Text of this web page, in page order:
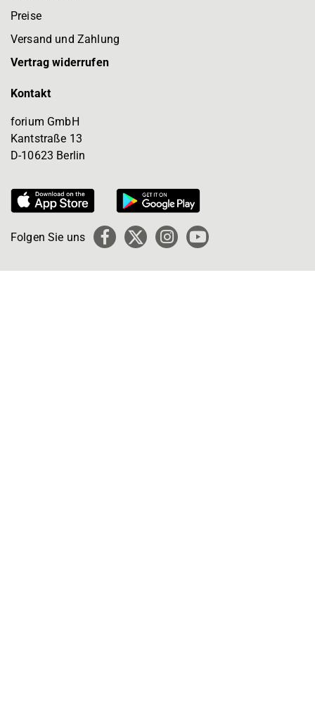
Preise
Versand und Zahlung
Vertrag widerrufen
Kontakt
forium GmbH
Kantstraße 13
D-10623 Berlin
Folgen Sie uns Facebook
X
Instagram